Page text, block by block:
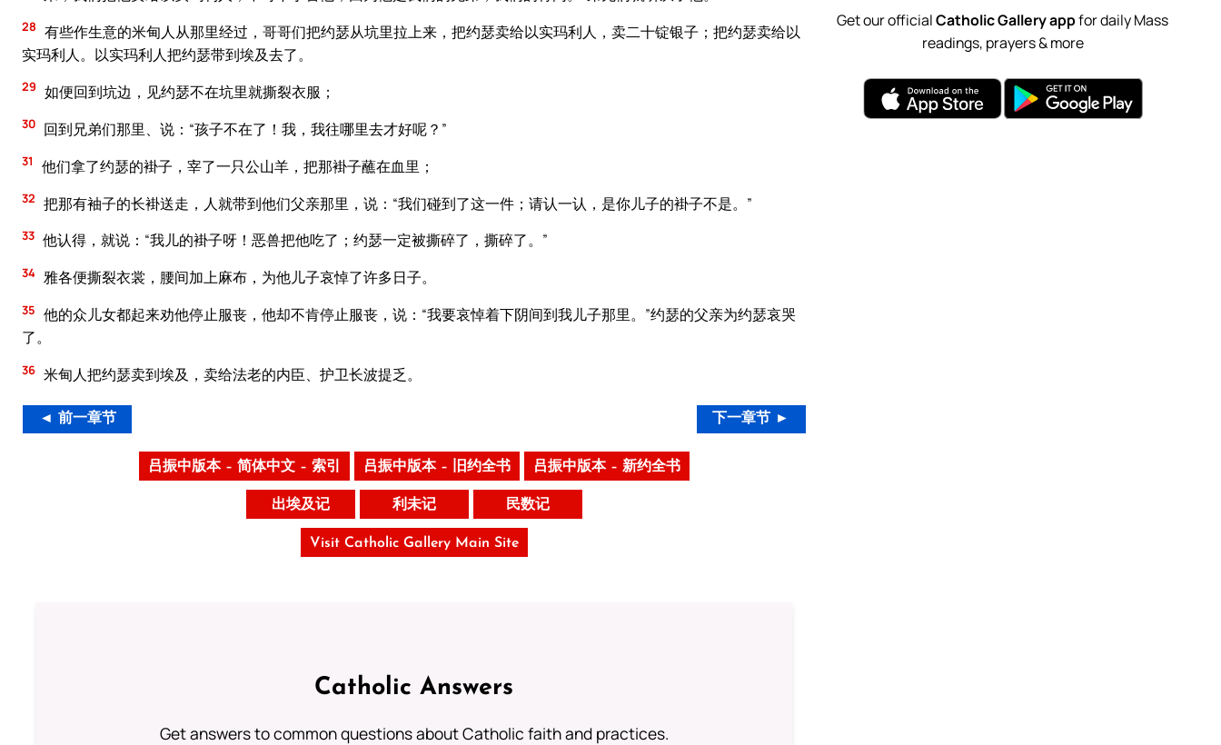
28 有些作生意的米甸人从那里经过，哥哥们把约瑟从坑里拉上来，把约瑟卖给以实玛利人，卖二十锭银子；把约瑟卖给以
实玛利人。以实玛利人把约瑟带到埃及去了。
29 如便回到坑边，见约瑟不在坑里就撕裂衣服；
30 回到兄弟们那里、说：“孩子不在了！我，我往哪里去才好呢？”
31 他们拿了约瑟的褂子，宰了一只公山羊，把那褂子蘸在血里；
32 把那有袖子的长褂送走，人就带到他们父亲那里，说：“我们碰到了这一件；请认一认，是你儿子的褂子不是。”
33 他认得，就说：“我儿的褂子呀！恶兽把他吃了；约瑟一定被撕碎了，撕碎了。”
34 雅各便撕裂衣裳，腰间加上麻布，为他儿子哀悼了许多日子。
35 他的众儿女都起来劝他停止服丧，他却不肯停止服丧，说：“我要哀悼着下阴间到我儿子那里。”约瑟的父亲为约瑟哀哭
了。
36 米甸人把约瑟卖到埃及，卖给法老的内臣、护卫长波提乏。
◄ 前一章节 下一章节 ►
吕振中版本 – 简体中文 – 索引 吕振中版本 – 旧约全书 吕振中版本 – 新约全书
出埃及记 利未记 民数记
Visit Catholic Gallery Main Site
Catholic Answers
Get answers to common questions about Catholic faith and practices.
Get our officialCatholic Gallery appfor daily Mass
readings, prayers & more